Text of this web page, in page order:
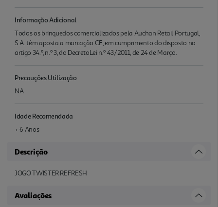
Informação Adicional
Todos os brinquedos comercializados pela Auchan Retail Portugal,
S.A. têm aposta a marcação CE, em cumprimento do disposto no
artigo 34.º, n.º 3, do DecretoLei n.º 43/2011, de 24 de Março.
Precauções Utilização
NA
Idade Recomendada
+ 6 Anos
Descrição
JOGO TWISTER REFRESH
Avaliações